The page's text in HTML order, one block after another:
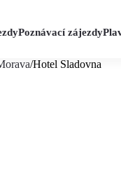
Poznávací zájezdy
/Hotel Sladovna